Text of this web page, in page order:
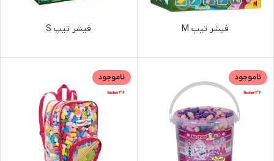
فیشر تیپ M فیشر تیپ S
ناموجود ناموجود